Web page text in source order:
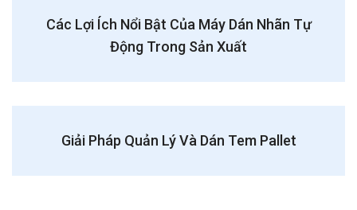
Các Lợi Ích Nổi Bật Của Máy Dán Nhãn Tự
Động Trong Sản Xuất
Giải Pháp Quản Lý Và Dán Tem Pallet